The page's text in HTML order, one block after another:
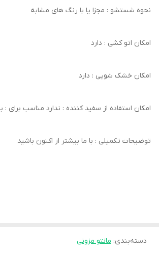
نحوه شستشو : مجزا یا با رنگ های مشابه
امکان اتو کشی : دارد
امکان خشک‌ شویی : دارد
امکان استفاده از سفید کننده : ندارد مناسب برای :
توضیحات تکمیلی : با ما بیشتر از اکنون باشید
دسته‌بندی: مانتو مزونی